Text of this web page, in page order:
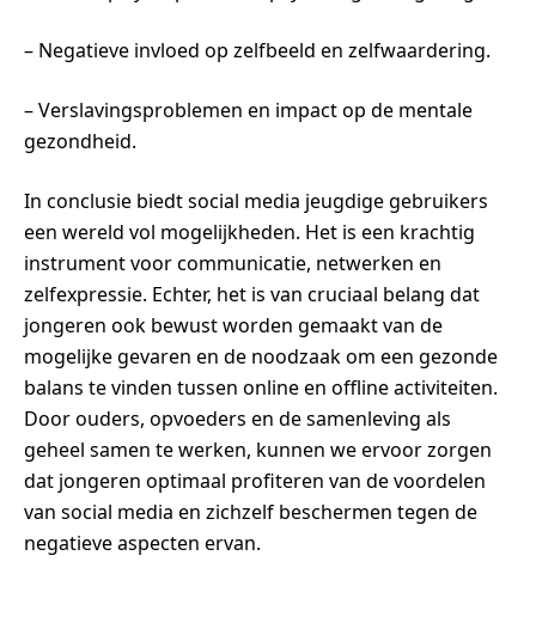
– Negatieve invloed op zelfbeeld en zelfwaardering.
– Verslavingsproblemen en impact op de mentale
gezondheid.
In conclusie biedt social media jeugdige gebruikers
een wereld vol mogelijkheden. Het is een krachtig
instrument voor communicatie, netwerken en
zelfexpressie. Echter, het is van cruciaal belang dat
jongeren ook bewust worden gemaakt van de
mogelijke gevaren en de noodzaak om een gezonde
balans te vinden tussen online en offline activiteiten.
Door ouders, opvoeders en de samenleving als
geheel samen te werken, kunnen we ervoor zorgen
dat jongeren optimaal profiteren van de voordelen
van social media en zichzelf beschermen tegen de
negatieve aspecten ervan.